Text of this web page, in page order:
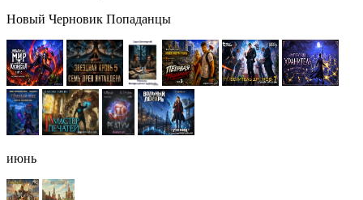
Новый Черновик Попаданцы
июнь